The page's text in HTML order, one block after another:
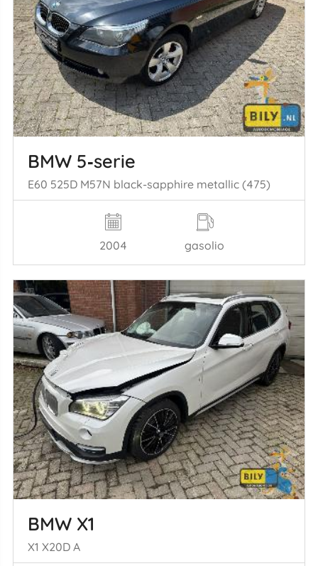
BMW 5‑serie
E60 525D M57N black-sapphire metallic (475)
2004 gasolio
BMW X1
X1 X20D A